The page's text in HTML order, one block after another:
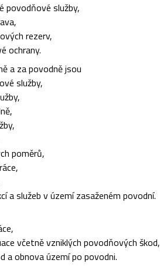
povodňové služby,
rezerv,
ochrany.
a za povodně jsou
služby,
poměrů,
služeb v území zasaženém povodní.
včetně vzniklých povodňových škod,
obnova území po povodni.